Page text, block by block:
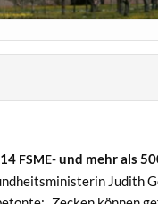
FSME-und mehr als
Judith